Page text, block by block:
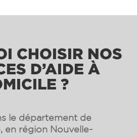
CHOISIR NOS
D’AIDE À
?
le département de
en région Nouvelle-